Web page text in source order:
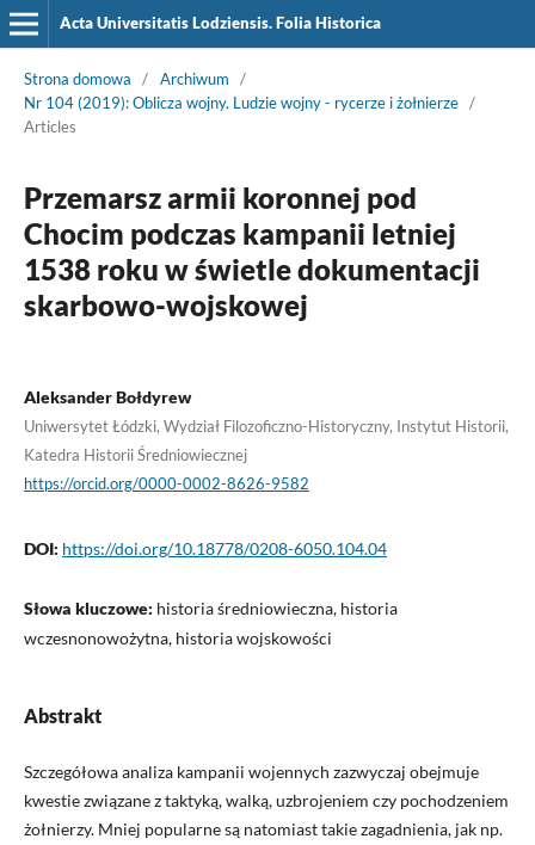
Acta Universitatis Lodziensis. Folia Historica
Strona domowa / Archiwum
/
Nr 104 (2019): Oblicza wojny. Ludzie wojny - rycerze i żołnierze /
Articles
Przemarsz armii koronnej pod
Chocim podczas kampanii letniej
1538 roku w świetle dokumentacji
skarbowo-wojskowej
Aleksander Bołdyrew
Uniwersytet Łódzki, Wydział Filozoficzno-Historyczny, Instytut Historii,
Katedra Historii Średniowiecznej
https://orcid.org/0000-0002-8626-9582
DOI: https://doi.org/10.18778/0208-6050.104.04
Słowa kluczowe: historia średniowieczna, historia
wczesnonowożytna, historia wojskowości
Abstrakt
Szczegółowa analiza kampanii wojennych zazwyczaj obejmuje
kwestie związane z taktyką, walką, uzbrojeniem czy pochodzeniem
żołnierzy. Mniej popularne są natomiast takie zagadnienia, jak np.